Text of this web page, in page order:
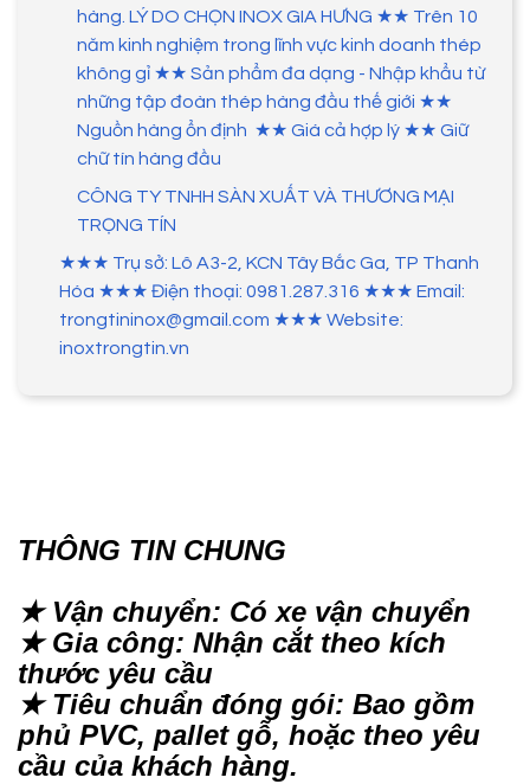
hàng. LÝ DO CHỌN INOX GIA HƯNG ★★ Trên 10
năm kinh nghiệm trong lĩnh vực kinh doanh thép
không gỉ ★★ Sản phẩm đa dạng - Nhập khẩu từ
những tập đoàn thép hàng đầu thế giới ★★
Nguồn hàng ổn định ★★ Giá cả hợp lý ★★ Giữ
chữ tín hàng đầu
CÔNG TY TNHH SÀN XUẤT VÀ THƯƠNG MẠI
TRỌNG TÍN
★★★ Trụ sở: Lô A3-2, KCN Tây Bắc Ga, TP Thanh
Hóa ★★★ Điện thoại: 0981.287.316 ★★★ Email:
trongtininox@gmail.com ★★★ Website:
inoxtrongtin.vn
THÔNG TIN CHUNG
★ Vận chuyển: Có xe vận chuyển
★ Gia công: Nhận cắt theo kích
thước yêu cầu
★ Tiêu chuẩn đóng gói: Bao gồm
phủ PVC, pallet gỗ, hoặc theo yêu
cầu của khách hàng.